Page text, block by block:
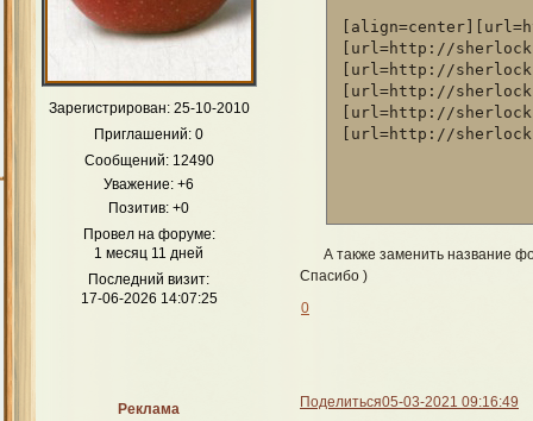
Зарегистрирован: 25-10-2010
Приглашений: 0
Сообщений:12490
Уважение: +6
Позитив: +0
Провел на форуме:
1 месяц 11 дней
Последний визит:
17-06-2026 14:07:25
[url=http://
[url=http://
[url=http://
[url=http://
А также заменить название
Спасибо )
0
Поделиться05-03-2021 09:16:49
Реклама